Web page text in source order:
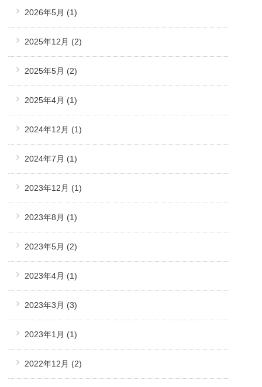
2026年5月 (1)
2025年12月 (2)
2025年5月 (2)
2025年4月 (1)
2024年12月 (1)
2024年7月 (1)
2023年12月 (1)
2023年8月 (1)
2023年5月 (2)
2023年4月 (1)
2023年3月 (3)
2023年1月 (1)
2022年12月 (2)